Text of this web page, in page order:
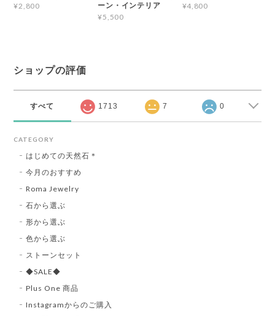
¥2,800
ーン・インテリア
¥5,500
¥4,800
ショップの評価
すべて 1713 7 0
CATEGORY
はじめての天然石＊
今月のおすすめ
Roma Jewelry
石から選ぶ
形から選ぶ
色から選ぶ
ストーンセット
◆SALE◆
Plus One 商品
Instagramからのご購入